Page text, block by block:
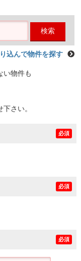
検索
込んで物件を探す
い物件も
さい。
必須
必須
必須